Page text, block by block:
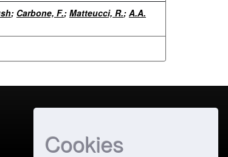
Cookies
; Carbone, F.; Matteucci, R.; A.A.